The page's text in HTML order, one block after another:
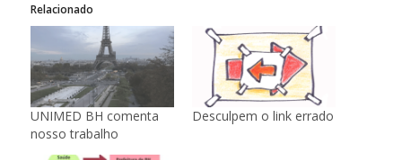
Relacionado
UNIMED BH comenta
nosso trabalho
Desculpem o link errado